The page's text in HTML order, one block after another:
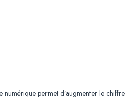
numérique permet d’augmenter le chiffre